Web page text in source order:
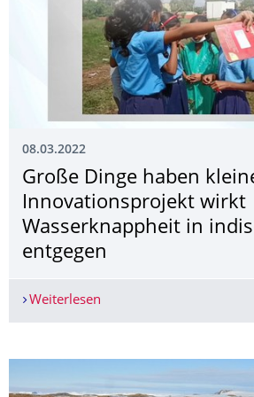
08.03.2022
Große Dinge haben
Innovationsprojekt wirkt
Wasserknappheit in
entgegen
Weiterlesen